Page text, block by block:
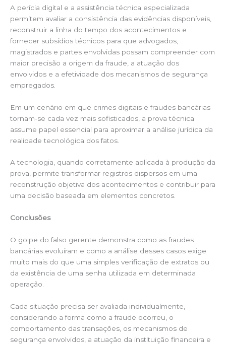
A perícia digital e a assistência técnica especializada
permitem avaliar a consistência das evidências disponíveis,
reconstruir a linha do tempo dos acontecimentos e
fornecer subsídios técnicos para que advogados,
magistrados e partes envolvidas possam compreender com
maior precisão a origem da fraude, a atuação dos
envolvidos e a efetividade dos mecanismos de segurança
empregados.
Em um cenário em que crimes digitais e fraudes bancárias
tornam-se cada vez mais sofisticados, a prova técnica
assume papel essencial para aproximar a análise jurídica da
realidade tecnológica dos fatos.
A tecnologia, quando corretamente aplicada à produção da
prova, permite transformar registros dispersos em uma
reconstrução objetiva dos acontecimentos e contribuir para
uma decisão baseada em elementos concretos.
Conclusões
O golpe do falso gerente demonstra como as fraudes
bancárias evoluíram e como a análise desses casos exige
muito mais do que uma simples verificação de extratos ou
da existência de uma senha utilizada em determinada
operação.
Cada situação precisa ser avaliada individualmente,
considerando a forma como a fraude ocorreu, o
comportamento das transações, os mecanismos de
segurança envolvidos, a atuação da instituição financeira e